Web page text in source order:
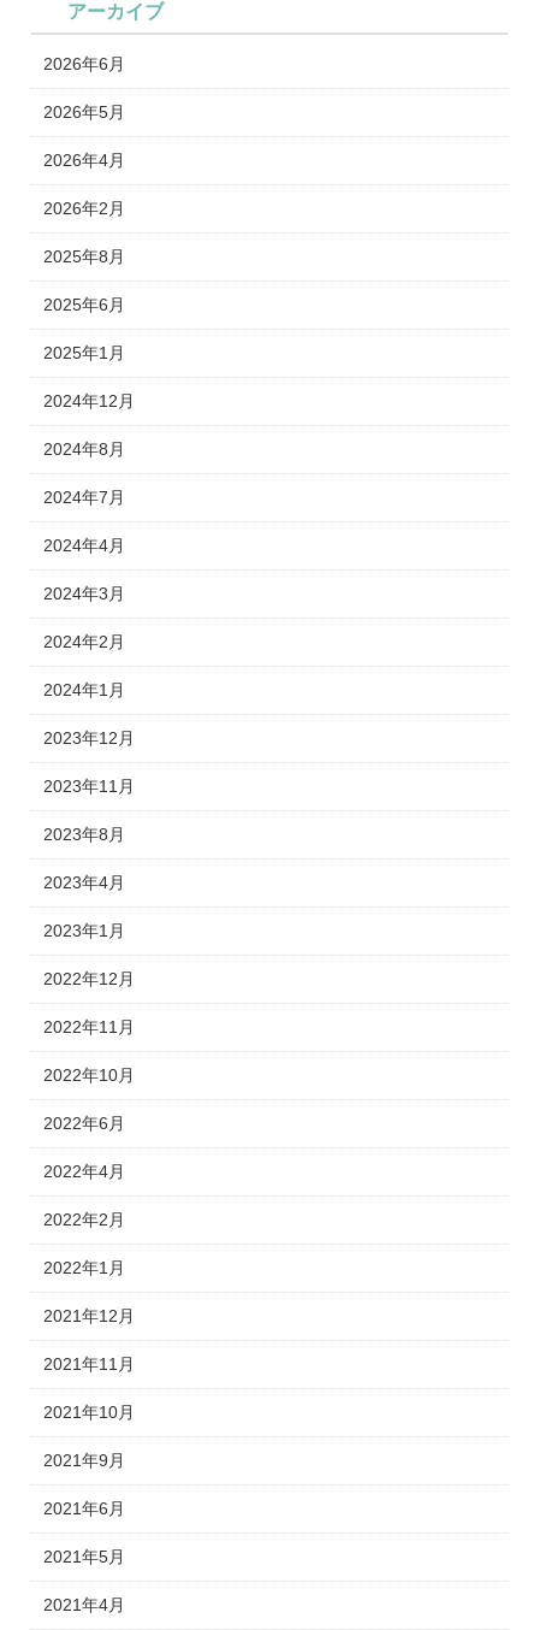
アーカイブ
2026年6月
2026年5月
2026年4月
2026年2月
2025年8月
2025年6月
2025年1月
2024年12月
2024年8月
2024年7月
2024年4月
2024年3月
2024年2月
2024年1月
2023年12月
2023年11月
2023年8月
2023年4月
2023年1月
2022年12月
2022年11月
2022年10月
2022年6月
2022年4月
2022年2月
2022年1月
2021年12月
2021年11月
2021年10月
2021年9月
2021年6月
2021年5月
2021年4月